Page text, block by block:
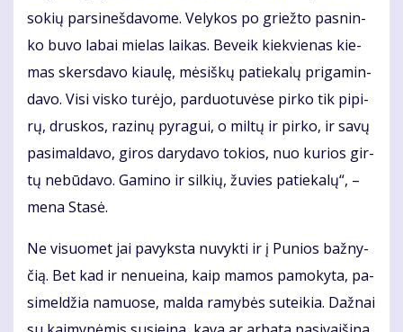
so­kių par­si­neš­da­vo­me. Ve­ly­kos po griež­to pas­nin­
ko bu­vo la­bai mie­las lai­kas. Be­veik kiek­vie­nas kie­
mas skers­da­vo kiau­lę, mė­siš­kų pa­tie­ka­lų pri­ga­min­
da­vo. Vi­si vis­ko tu­rė­jo, par­duo­tu­vė­se pir­ko tik pi­pi­
rų, drus­kos, ra­zi­nų py­ra­gui, o mil­tų ir pir­ko, ir sa­vų
pa­si­mal­da­vo, gi­ros da­ry­da­vo to­kios, nuo ku­rios gir­
tų ne­bū­da­vo. Ga­mi­no ir sil­kių, žu­vies pa­tie­ka­lų“, –
me­na Sta­sė.
Ne vi­suo­met jai pa­vyks­ta nu­vyk­ti ir į Pu­nios baž­ny­
čią. Bet kad ir ne­nu­ei­na, kaip ma­mos pa­mo­ky­ta, pa­
si­mel­džia na­muo­se, mal­da ra­my­bės su­tei­kia. Daž­nai